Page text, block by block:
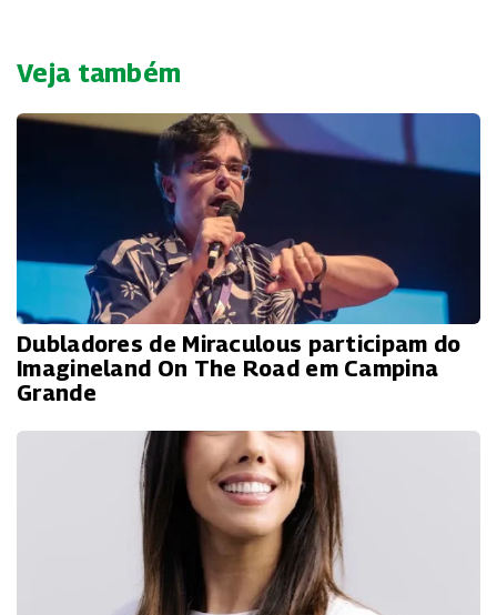
Veja também
Dubladores de Miraculous participam do
Imagineland On The Road em Campina
Grande